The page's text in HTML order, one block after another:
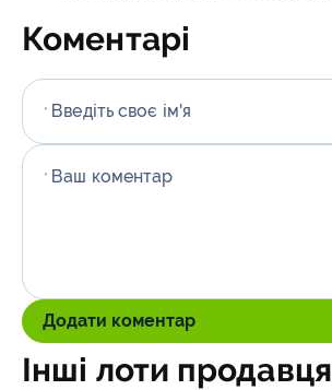
Коментарі
* Введіть своє ім'я
* Ваш коментар
Додати коментар
Інші лоти продавця